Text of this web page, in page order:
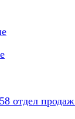
отдел продаж